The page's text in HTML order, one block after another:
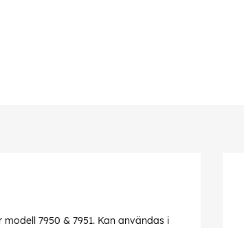
7950 & 7951. Kan användas i